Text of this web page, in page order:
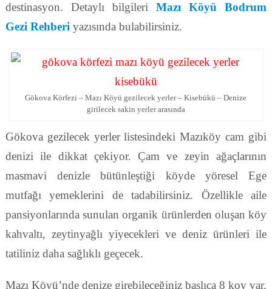
destinasyon. Detaylı bilgileri Mazı Köyü Bodrum
Gezi Rehberiyazısında bulabilirsiniz.
Gökova Körfezi – Mazı Köyü gezilecek yerler – Kisebükü – Denize
girilecek sakin yerler arasında
Gökova gezilecek yerler listesindeki Mazıköy cam gibi
denizi ile dikkat çekiyor. Çam ve zeyin ağaçlarının
masmavi denizle bütünleştiği köyde yöresel Ege
mutfağı yemeklerini de tadabilirsiniz. Özellikle aile
pansiyonlarında sunulan organik ürünlerden oluşan köy
kahvaltı, zeytinyağlı yiyecekleri ve deniz ürünleri ile
tatiliniz daha sağlıklı geçecek.
Mazı Köyü’nde denize girebileceğiniz başlıca 8 koy var.